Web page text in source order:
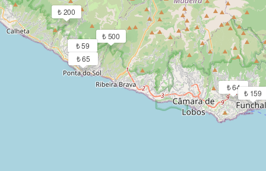
₺ 500
₺ 159
₺ 200
₺ 59
₺ 64
₺ 65